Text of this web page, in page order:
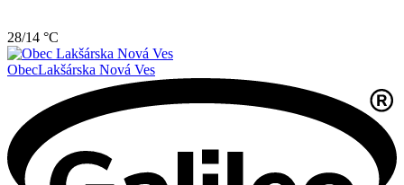
28/14 °C
ObecLakšárska Nová Ves